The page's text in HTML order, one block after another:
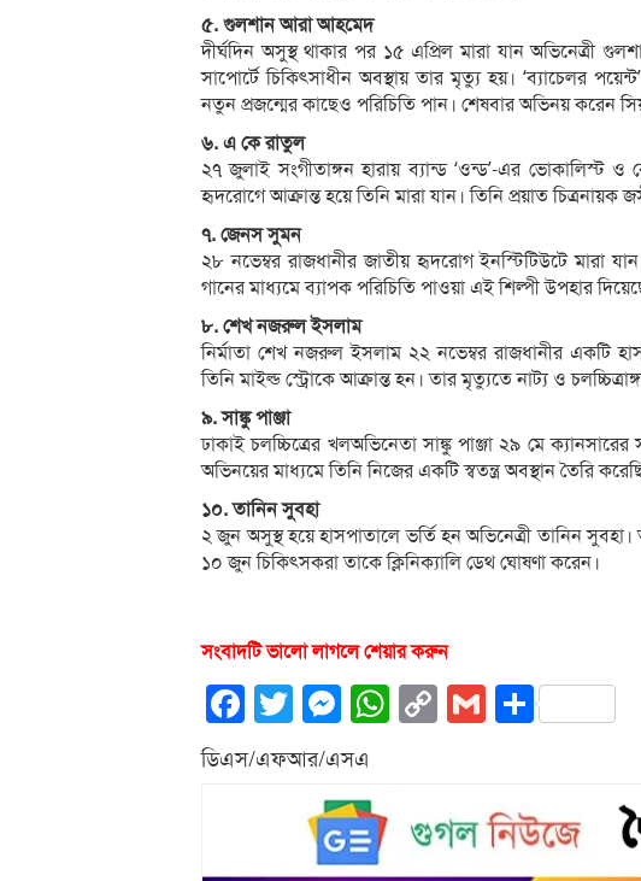
৫. গুলশান আরা আহমেদ
দীর্ঘদিন অসুস্থ থাকার পর ১৫ এপ্রিল মারা যান অভিনেত্রী
সাপোর্টে চিকিৎসাধীন অবস্থায় তার মৃত্যু হয়। ‘ব্যাচেলর
নতুন প্রজন্মের কাছেও পরিচিতি পান। শেষবার অভিনয় করেন
৬. এ কে রাতুল
২৭ জুলাই সংগীতাঙ্গন হারায় ব্যান্ড ‘ওন্ড’-এর ভোকালিস্ট
হৃদরোগে আক্রান্ত হয়ে তিনি মারা যান। তিনি প্রয়াত চিত্রনায়ক
৭. জেনস সুমন
২৮ নভেম্বর রাজধানীর জাতীয় হৃদরোগ ইনস্টিটিউটে মারা
গানের মাধ্যমে ব্যাপক পরিচিতি পাওয়া এই শিল্পী উপহার
৮. শেখ নজরুল ইসলাম
নির্মাতা শেখ নজরুল ইসলাম ২২ নভেম্বর রাজধানীর একটি
তিনি মাইল্ড স্ট্রোকে আক্রান্ত হন। তার মৃত্যুতে নাট্য ও
৯. সাঙ্কু পাঞ্জা
ঢাকাই চলচ্চিত্রের খলঅভিনেতা সাঙ্কু পাঞ্জা ২৯ মে
অভিনয়ের মাধ্যমে তিনি নিজের একটি স্বতন্ত্র অবস্থান তৈরি
১০. তানিন সুবহা
২ জুন অসুস্থ হয়ে হাসপাতালে ভর্তি হন অভিনেত্রী তানিন
১০ জুন চিকিৎসকরা তাকে ক্লিনিক্যালি ডেথ ঘোষণা করেন।
সংবাদটি ভালো লাগলে শেয়ার করুন
Facebook
Twitter
Messenger
WhatsApp
CopyGmailShare
ডিএস/এফআর/এসএ